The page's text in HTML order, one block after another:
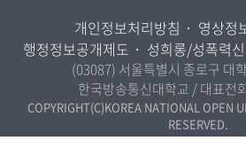
무역학과
미디어영상학과
도시콘텐츠·관광학과
사회복지연계전공
강원
충북
전북
경남
제주
국제협력단
산학협력단
개인정보처리방침
영상정
행정정보공개제도
성희롱/성폭력
(03087) 서울특별시 종로구 대
한국방송통신대학교 / 대표전
COPYRIGHT(C)KOREA NATIONAL OPEN
RESERVED.